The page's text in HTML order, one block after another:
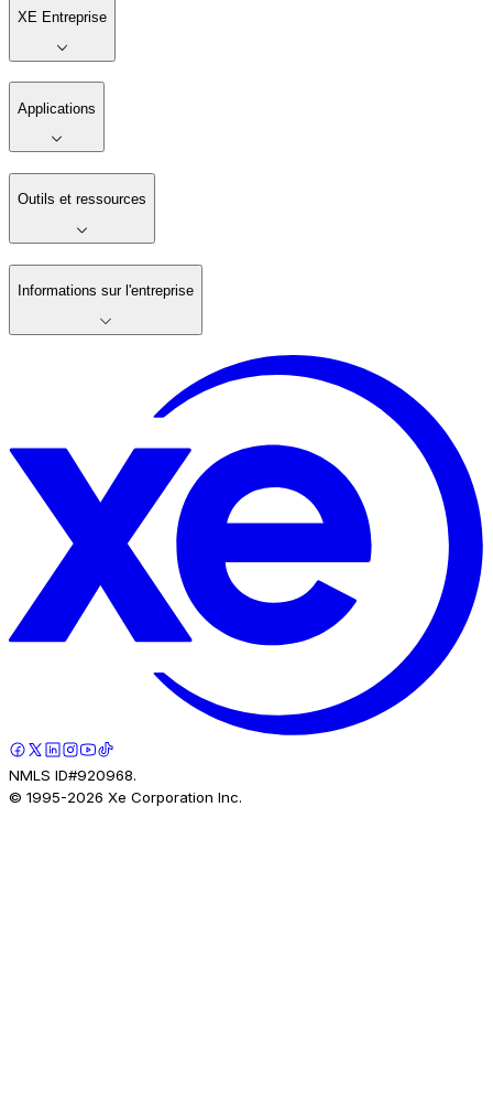
XE Entreprise
Applications
Outils et ressources
Informations sur l'entreprise
NMLS ID#920968.
© 1995-2026 Xe Corporation Inc.